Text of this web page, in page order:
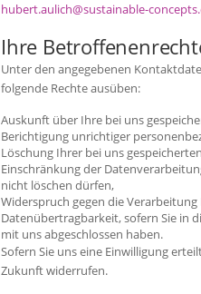
hubert.aulich@sustainable-
Ihre
Unter den angegebenen
folgende Rechte ausüben:
Auskunft über Ihre bei uns
Berichtigung unrichtiger
Löschung Ihrer bei uns
Einschränkung der
nicht löschen dürfen,
Widerspruch gegen die
Datenübertragbarkeit, sofern Sie in
mit uns abgeschlossen haben.
Sofern Sie uns eine Einwilligung
Zukunft widerrufen.